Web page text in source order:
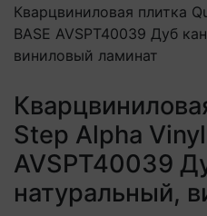
Ламинат с укладкой
Ламинат 32 класс
Посмотреть все
LOC FLOOR PLUS
LOC FLOOR ARCTIC
Посмотреть все
Кварцвиниловая плитка с
Клеевая кварцвиниловая
Виниловый ламинат
Кварцвинил SPC OASIS
Посмотреть все
Плинтус
Профили для ступеней
Подложка
Пороги
Аксессуары для стеновых
Кварцвиниловая плитка
BASE AVSPT40039 Дуб
виниловый ламинат
Step Alpha
AVSPT40039
натуральный,